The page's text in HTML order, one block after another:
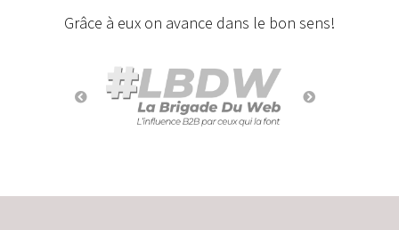
Grâce à eux on avance dans le bon sens!